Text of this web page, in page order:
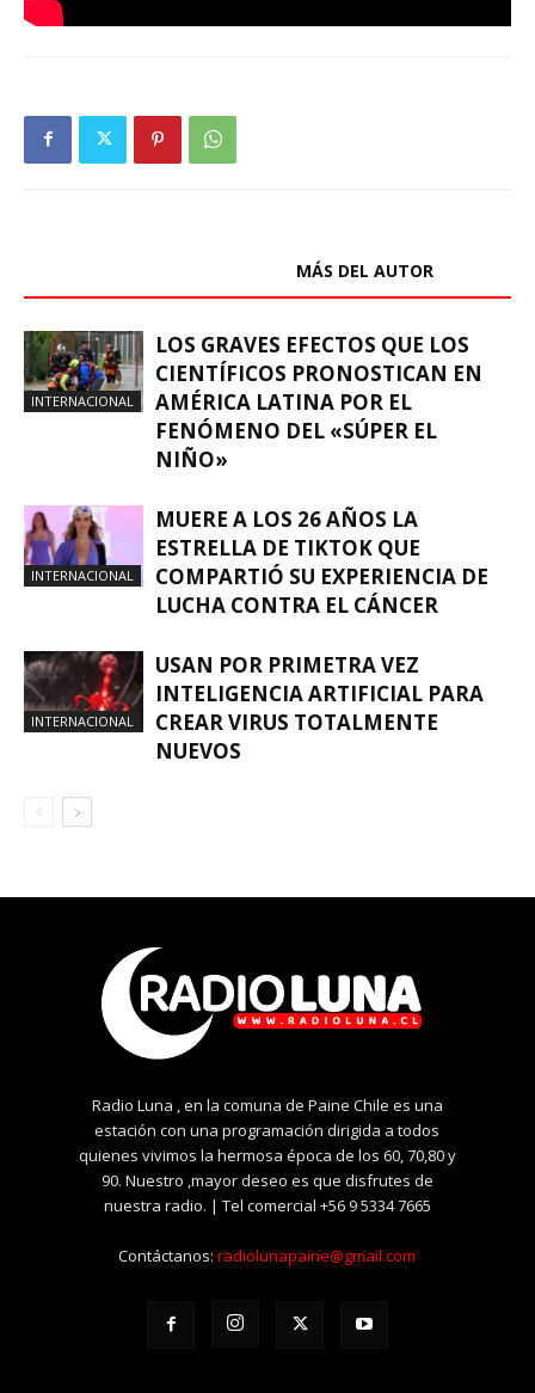
MÁS DEL AUTOR
INTERNACIONAL
LOS GRAVES EFECTOS QUE LOS
CIENTÍFICOS PRONOSTICAN EN
AMÉRICA LATINA POR EL
FENÓMENO DEL «SÚPER EL
NIÑO»
INTERNACIONAL
MUERE A LOS 26 AÑOS LA
ESTRELLA DE TIKTOK QUE
COMPARTIÓ SU EXPERIENCIA DE
LUCHA CONTRA EL CÁNCER
INTERNACIONAL
USAN POR PRIMETRA VEZ
INTELIGENCIA ARTIFICIAL PARA
CREAR VIRUS TOTALMENTE
NUEVOS
Radio Luna , en la comuna de Paine Chile es una
estación con una programación dirigida a todos
quienes vivimos la hermosa época de los 60, 70,80 y
90. Nuestro ,mayor deseo es que disfrutes de
nuestra radio. | Tel comercial +56 9 5334 7665
Contáctanos:radiolunapaine@gmail.com